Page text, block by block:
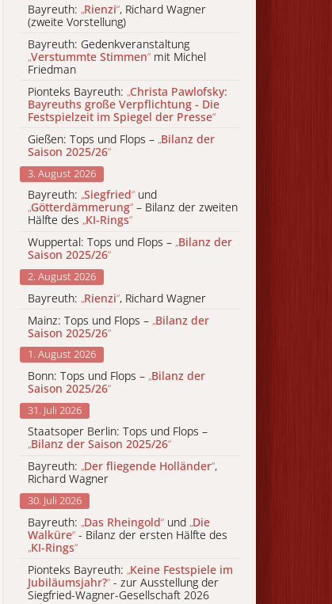
Bayreuth: „Rienzi“, Richard Wagner
(zweite Vorstellung)
Bayreuth: Gedenkveranstaltung
„Verstummte Stimmen“ mit Michel
Friedman
Pionteks Bayreuth: „Christa Pawlofsky:
Bayreuths große Verpflichtung - Die
Festspielzeit im Spiegel der Presse“
Gießen: Tops und Flops – „Bilanz der
Saison 2025/26“
3. August 2026
Bayreuth: „Siegfried“ und
„Götterdämmerung“ – Bilanz der zweiten
Hälfte des „KI-Rings“
Wuppertal: Tops und Flops – „Bilanz der
Saison 2025/26“
2. August 2026
Bayreuth: „Rienzi“, Richard Wagner
Mainz: Tops und Flops – „Bilanz der
Saison 2025/26“
1. August 2026
Bonn: Tops und Flops – „Bilanz der
Saison 2025/26“
31. Juli 2026
Staatsoper Berlin: Tops und Flops –
„Bilanz der Saison 2025/26“
Bayreuth: „Der fliegende Holländer“,
Richard Wagner
30. Juli 2026
Bayreuth: „Das Rheingold“ und „Die
Walküre“ - Bilanz der ersten Hälfte des
„KI-Rings“
Pionteks Bayreuth: „Keine Festspiele im
Jubiläumsjahr?“ - zur Ausstellung der
Siegfried-Wagner-Gesellschaft 2026